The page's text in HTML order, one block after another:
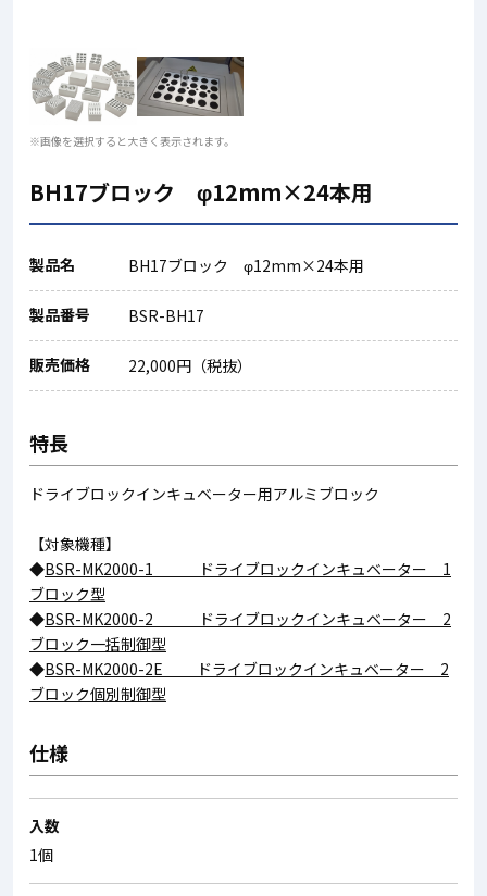
※画像を選択すると大きく表示されます。
BH17ブロック φ12mm×24本用
製品名 BH17ブロック φ12mm×24本用
製品番号 BSR-BH17
販売価格 22,000円（税抜）
特長
ドライブロックインキュベーター用アルミブロック
【対象機種】
◆BSR-MK2000-1 ドライブロックインキュベーター 1
ブロック型
◆BSR-MK2000-2 ドライブロックインキュベーター 2
ブロック一括制御型
◆BSR-MK2000-2E ドライブロックインキュベーター 2
ブロック個別制御型
仕様
入数
1個